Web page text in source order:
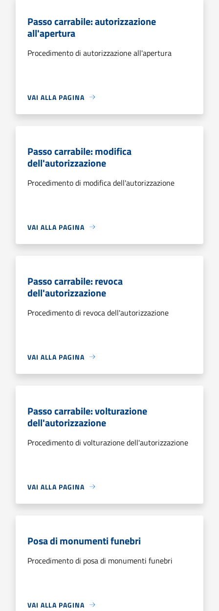
Passo carrabile: autorizzazione
all'apertura
Procedimento di autorizzazione all'apertura
VAI ALLA PAGINA
Passo carrabile: modifica
dell'autorizzazione
Procedimento di modifica dell'autorizzazione
VAI ALLA PAGINA
Passo carrabile: revoca
dell'autorizzazione
Procedimento di revoca dell'autorizzazione
VAI ALLA PAGINA
Passo carrabile: volturazione
dell'autorizzazione
Procedimento di volturazione dell'autorizzazione
VAI ALLA PAGINA
Posa di monumenti funebri
Procedimento di posa di monumenti funebri
VAI ALLA PAGINA